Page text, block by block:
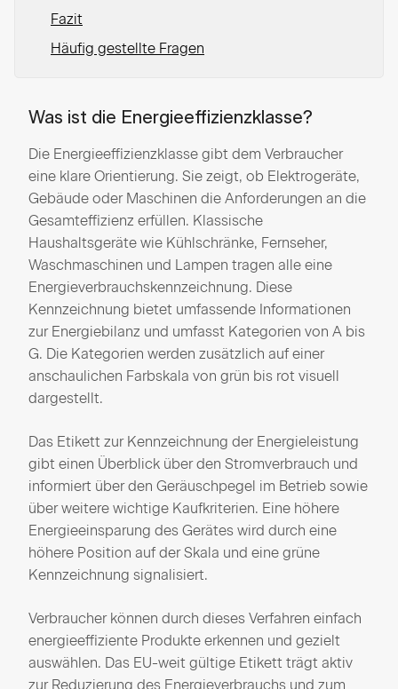
Fazit
Häufig gestellte Fragen
Was ist die Energieeffizienzklasse?
Die Energieeffizienzklasse gibt dem Verbraucher
eine klare Orientierung. Sie zeigt, ob Elektrogeräte,
Gebäude oder Maschinen die Anforderungen an die
Gesamteffizienz erfüllen. Klassische
Haushaltsgeräte wie Kühlschränke, Fernseher,
Waschmaschinen und Lampen tragen alle eine
Energieverbrauchskennzeichnung. Diese
Kennzeichnung bietet umfassende Informationen
zur Energiebilanz und umfasst Kategorien von A bis
G. Die Kategorien werden zusätzlich auf einer
anschaulichen Farbskala von grün bis rot visuell
dargestellt.
Das Etikett zur Kennzeichnung der Energieleistung
gibt einen Überblick über den Stromverbrauch und
informiert über den Geräuschpegel im Betrieb sowie
über weitere wichtige Kaufkriterien. Eine höhere
Energieeinsparung des Gerätes wird durch eine
höhere Position auf der Skala und eine grüne
Kennzeichnung signalisiert.
Verbraucher können durch dieses Verfahren einfach
energieeffiziente Produkte erkennen und gezielt
auswählen. Das EU-weit gültige Etikett trägt aktiv
zur Reduzierung des Energieverbrauchs und zum